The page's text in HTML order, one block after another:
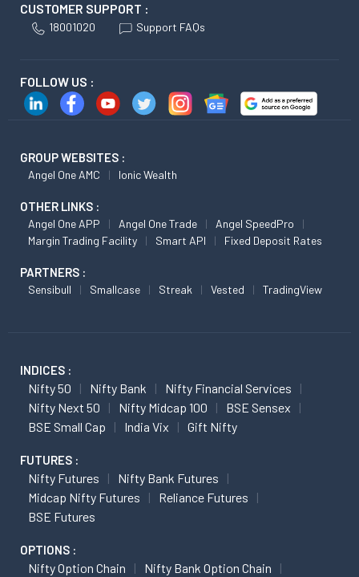
CUSTOMER SUPPORT :
18001020 Support FAQs
FOLLOW US :
GROUP WEBSITES :
Angel One AMC Ionic Wealth
OTHER LINKS :
Angel One APP Angel One Trade
Angel SpeedPro
Margin Trading Facility
Smart API Fixed Deposit Rates
PARTNERS :
Sensibull Smallcase Streak Vested TradingView
INDICES :
Nifty 50 Nifty Bank
Nifty Financial Services
Nifty Next 50
Nifty Midcap 100
BSE Sensex
BSE Small Cap
India Vix Gift Nifty
FUTURES :
Nifty Futures
Nifty Bank Futures
Midcap Nifty Futures
Reliance Futures
BSE Futures
OPTIONS :
Nifty Option Chain
Nifty Bank Option Chain